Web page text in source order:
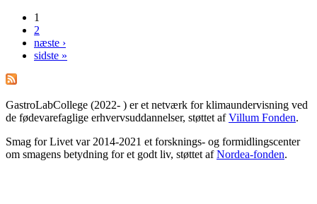
Sider
1
2
næste ›
sidste »
GastroLabCollege (2022- ) er et netværk for klimaundervisning ved
de fødevarefaglige erhvervsuddannelser, støttet afVillum Fonden.
Smag for Livet var 2014-2021 et forsknings- og formidlingscenter
om smagens betydning for et godt liv, støttet afNordea-fonden.